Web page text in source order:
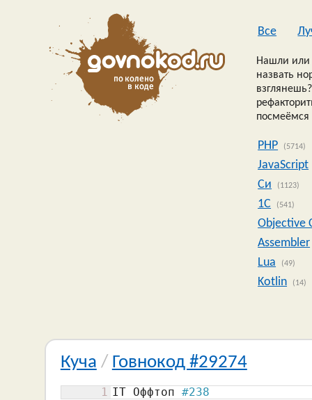
Все
Нашли или
назвать
посмеёмся
PHP (5714)
JavaScript
Си
(1123)
1C (541)
Objective
Assembler
Lua
(49)
Kotlin (14)
Куча / Говнокод #29274
1 IT Оффтоп #238